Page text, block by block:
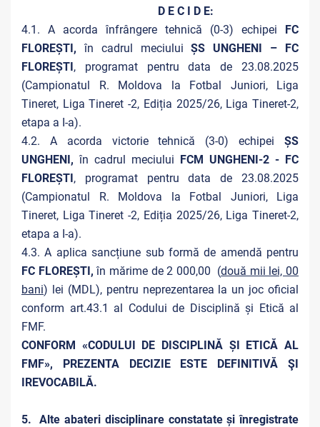
D E C I D E:
4.1. A acorda înfrângere tehnică (0-3) echipei FC
FLOREȘTI, în cadrul meciuluiȘS UNGHENI – FC
FLOREȘTI, programat pentru data de 23.08.2025
(Campionatul R. Moldova la Fotbal Juniori, Liga
Tineret, Liga Tineret -2, Ediția 2025/26, Liga Tineret-2,
etapa a I-a).
4.2. A acorda victorie tehnică (3-0) echipei ȘS
UNGHENI,în cadrul meciului FCM UNGHENI-2 - FC
FLOREȘTI, programat pentru data de 23.08.2025
(Campionatul R. Moldova la Fotbal Juniori, Liga
Tineret, Liga Tineret -2, Ediția 2025/26, Liga Tineret-2,
etapa a I-a).
4.3. A aplica sancțiune sub formă de amendă pentru
FC FLOREȘTI, în mărime de 2 000,00 (două mii lei, 00
bani) lei (MDL), pentru neprezentarea la un joc oficial
conform art.43.1 al Codului de Disciplină și Etică al
FMF.
CONFORM «CODULUI DE DISCIPLINĂ ȘI ETICĂ AL
FMF», PREZENTA DECIZIE ESTE DEFINITIVĂ ŞI
IREVOCABILĂ.
5. Alte abateri disciplinare constatate și înregistrate